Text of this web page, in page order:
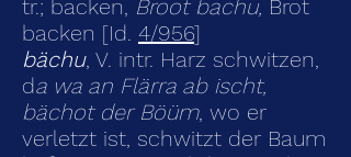
tr.; backen, Broot bachu, Brot
backen [Id. 4/956]
bächu, V. intr. Harz schwitzen,
da wa an Flärra ab ischt,
bächot der Böüm, wo er
verletzt ist, schwitzt der Baum